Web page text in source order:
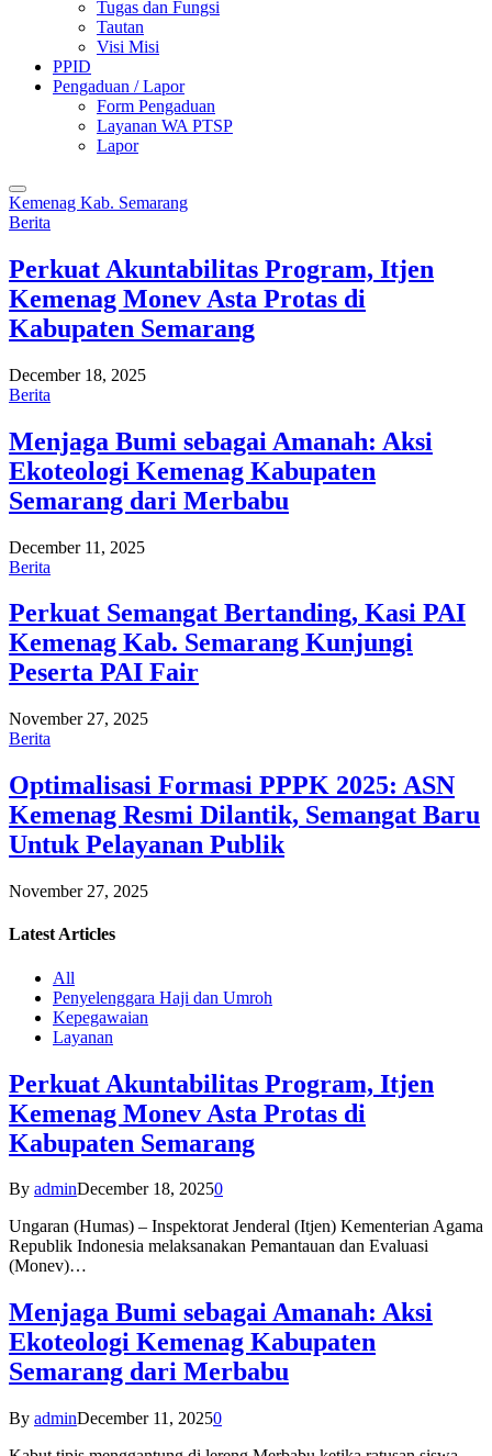
Tugas dan Fungsi
Tautan
Visi Misi
PPID
Pengaduan / Lapor
Form Pengaduan
Layanan WA PTSP
Lapor
Kemenag Kab. Semarang
Berita
Perkuat Akuntabilitas Program, Itjen
Kemenag Monev Asta Protas di
Kabupaten Semarang
December 18, 2025
Berita
Menjaga Bumi sebagai Amanah: Aksi
Ekoteologi Kemenag Kabupaten
Semarang dari Merbabu
December 11, 2025
Berita
Perkuat Semangat Bertanding, Kasi PAI
Kemenag Kab. Semarang Kunjungi
Peserta PAI Fair
November 27, 2025
Berita
Optimalisasi Formasi PPPK 2025: ASN
Kemenag Resmi Dilantik, Semangat Baru
Untuk Pelayanan Publik
November 27, 2025
Latest Articles
All
Penyelenggara Haji dan Umroh
Kepegawaian
Layanan
Perkuat Akuntabilitas Program, Itjen
Kemenag Monev Asta Protas di
Kabupaten Semarang
By adminDecember 18, 20250
Ungaran (Humas) – Inspektorat Jenderal (Itjen) Kementerian Agama
Republik Indonesia melaksanakan Pemantauan dan Evaluasi
(Monev)…
Menjaga Bumi sebagai Amanah: Aksi
Ekoteologi Kemenag Kabupaten
Semarang dari Merbabu
By adminDecember 11, 20250